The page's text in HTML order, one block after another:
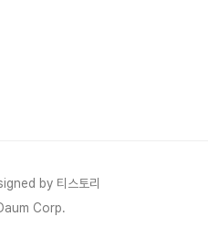
by 티스토리
Corp.